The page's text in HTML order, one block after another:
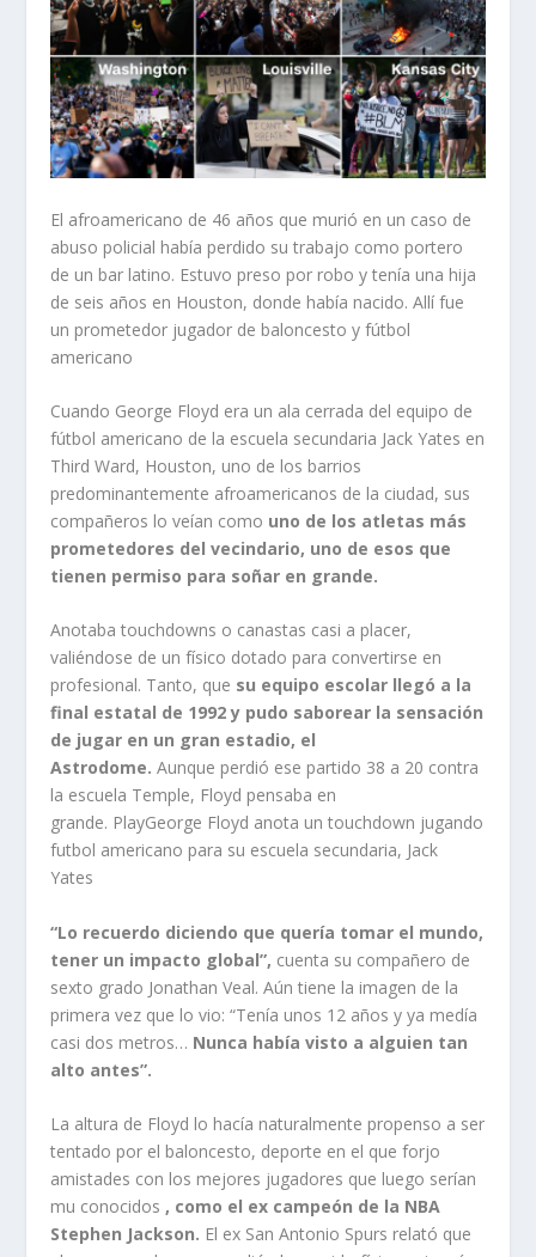
El afroamericano de 46 años que murió en un caso de
abuso policial había perdido su trabajo como portero
de un bar latino. Estuvo preso por robo y tenía una hija
de seis años en Houston, donde había nacido. Allí fue
un prometedor jugador de baloncesto y fútbol
americano
Cuando George Floyd era un ala cerrada del equipo de
fútbol americano de la escuela secundaria Jack Yates en
Third Ward, Houston, uno de los barrios
predominantemente afroamericanos de la ciudad, sus
compañeros lo veían como uno de los atletas más
prometedores del vecindario, uno de esos que
tienen permiso para soñar en grande.
Anotaba touchdowns o canastas casi a placer,
valiéndose de un físico dotado para convertirse en
profesional. Tanto, que su equipo escolar llegó a la
final estatal de 1992 y pudo saborear la sensación
de jugar en un gran estadio, el
Astrodome.Aunque perdió ese partido 38 a 20 contra
la escuela Temple, Floyd pensaba en
grande. PlayGeorge Floyd anota un touchdown jugando
futbol americano para su escuela secundaria, Jack
Yates
“Lo recuerdo diciendo que quería tomar el mundo,
tener un impacto global”, cuenta su compañero de
sexto grado Jonathan Veal. Aún tiene la imagen de la
primera vez que lo vio: “Tenía unos 12 años y ya medía
casi dos metros… Nunca había visto a alguien tan
alto antes”.
La altura de Floyd lo hacía naturalmente propenso a ser
tentado por el baloncesto, deporte en el que forjo
amistades con los mejores jugadores que luego serían
mu conocidos , como el ex campeón de la NBA
Stephen Jackson. El ex San Antonio Spurs relató que